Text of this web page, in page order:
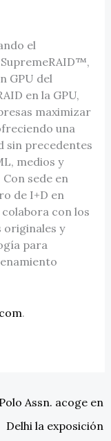
el
GPU del
en la GPU,
maximizar
una
sin precedentes
medios y
sede en
de I+D en
con los
originales y
para
.
Assn. acoge en
Delhi la exposición